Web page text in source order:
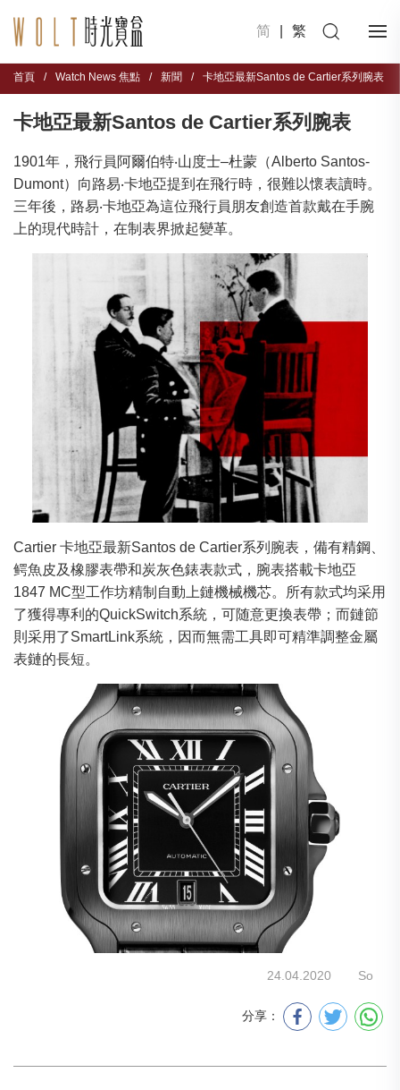
简 繁
首頁 / Watch News 焦點 / 新聞 / 卡地亞最新Santos de Cartier系列腕表
卡地亞最新Santos de Cartier系列腕表
1901年，飛行員阿爾伯特‧山度士–杜蒙（Alberto Santos-
Dumont）向路易‧卡地亞提到在飛行時，很難以懷表讀時。
三年後，路易‧卡地亞為這位飛行員朋友創造首款戴在手腕
上的現代時計，在制表界掀起變革。
Cartier 卡地亞最新Santos de Cartier系列腕表，備有精鋼、
鳄魚皮及橡膠表帶和炭灰色錶表款式，腕表搭載卡地亞
1847 MC型工作坊精制自動上鏈機械機芯。所有款式均采用
了獲得專利的QuickSwitch系統，可随意更換表帶；而鏈節
則采用了SmartLink系統，因而無需工具即可精準調整金屬
表鏈的長短。
24.04.2020 So
分享：